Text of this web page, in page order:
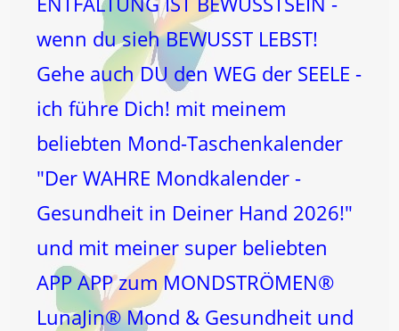
wenn du sieh BEWUSST LEBST!
Gehe auch DU den WEG der SEELE -
ich führe Dich! mit meinem
beliebten Mond-Taschenkalender
"Der WAHRE Mondkalender -
Gesundheit in Deiner Hand 2026!"
und mit meiner super beliebten
APP APP zum MONDSTRÖMEN®
LunaJin® Mond & Gesundheit und